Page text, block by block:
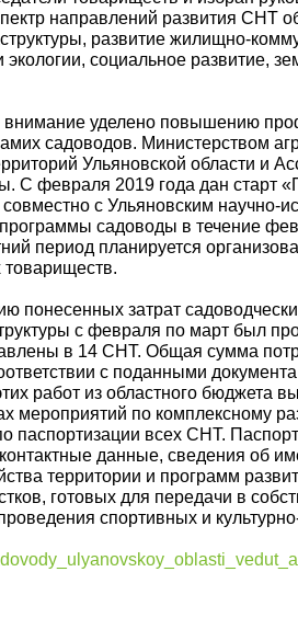
направлений развития СНТ
развитие жилищно-
социальное развитие,
внимание уделено повышению
садоводов. Министерством
Ульяновской области и
С февраля 2019 года дан старт
с Ульяновским научно-
садоводы в течение
период планируется
понесенных затрат
с февраля по март был
в 14 СНТ. Общая сумма
с поданными
работ из областного бюджета
мероприятий по комплексному
паспортизации всех СНТ.
данные, сведения об
территории и программ
готовых для передачи в
спортивных и